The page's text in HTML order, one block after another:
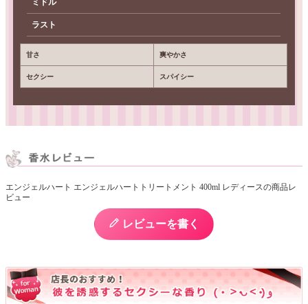
ラスト
甘さ 爽やかさ
セクシー スパイシー
エンジェルハート エンジェルハートトリートメント 400ml レディースの商品レ
ビュー
レビューを書く